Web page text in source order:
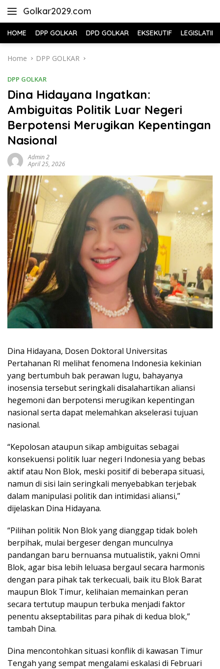
Golkar2029.com
HOME DPP GOLKAR DPD GOLKAR EKSEKUTIF LEGISLATIF
Home DPP GOLKAR
DPP GOLKAR
Dina Hidayana Ingatkan:
Ambiguitas Politik Luar Negeri
Berpotensi Merugikan Kepentingan
Nasional
Admin 2
April 25, 2026
Dina Hidayana, Dosen Doktoral Universitas
Pertahanan RI melihat fenomena Indonesia kekinian
yang bertumbuh bak perawan lugu, bahayanya
inosensia tersebut seringkali disalahartikan aliansi
hegemoni dan berpotensi merugikan kepentingan
nasional serta dapat melemahkan akselerasi tujuan
nasional.
“Kepolosan ataupun sikap ambiguitas sebagai
konsekuensi politik luar negeri Indonesia yang bebas
aktif atau Non Blok, meski positif di beberapa situasi,
namun di sisi lain seringkali menyebabkan terjebak
dalam manipulasi politik dan intimidasi aliansi,”
dijelaskan Dina Hidayana.
“Pilihan politik Non Blok yang dianggap tidak boleh
berpihak, mulai bergeser dengan munculnya
pandangan baru bernuansa mutualistik, yakni Omni
Blok, agar bisa lebih leluasa bergaul secara harmonis
dengan para pihak tak terkecuali, baik itu Blok Barat
maupun Blok Timur, kelihaian memainkan peran
secara tertutup maupun terbuka menjadi faktor
penentu akseptabilitas para pihak di kedua blok,”
tambah Dina.
Dina mencontohkan situasi konflik di kawasan Timur
Tengah yang sempat mengalami eskalasi di Februari